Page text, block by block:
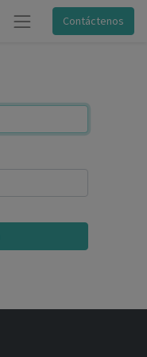
Contáctenos